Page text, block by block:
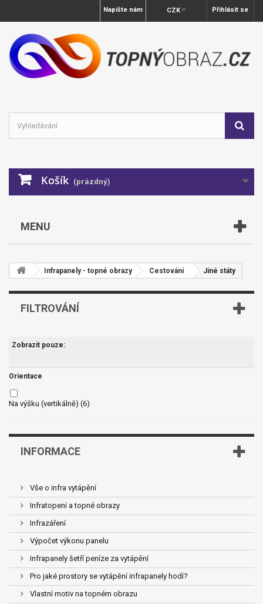
Přihlásit se
CZK
Napište nám
Košík (prázdný)
MENU
Infrapanely - topné obrazy Cestování Jiné státy
FILTROVÁNÍ
Zobrazit pouze:
Orientace
Na výšku (vertikálně) (6)
INFORMACE
Vše o infra vytápění
Infratopení a topné obrazy
Infrazáření
Výpočet výkonu panelu
Infrapanely šetří peníze za vytápění
Pro jaké prostory se vytápění infrapanely hodí?
Vlastní motiv na topném obrazu